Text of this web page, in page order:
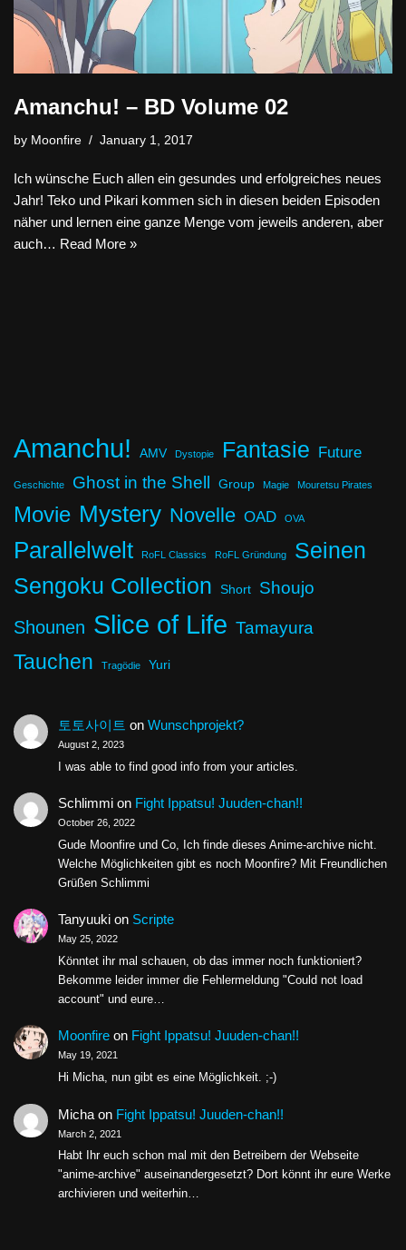
Amanchu! – BD Volume 02
by Moonfire January 1, 2017
Ich wünsche Euch allen ein gesundes und erfolgreiches neues
Jahr! Teko und Pikari kommen sich in diesen beiden Episoden
näher und lernen eine ganze Menge vom jeweils anderen, aber
auch… Read More »
Amanchu! AMV Dystopie Fantasie Future
Geschichte Ghost in the Shell Group Magie Mouretsu Pirates
Movie Mystery Novelle OAD OVA
Parallelwelt RoFL Classics RoFL Gründung
Seinen
Sengoku Collection
Short Shoujo
Shounen Slice of Life Tamayura
Tauchen Tragödie Yuri
토토사이트 on Wunschprojekt?
August 2, 2023
I was able to find good info from your articles.
Schlimmion Fight Ippatsu! Juuden-chan!!
October 26, 2022
Gude Moonfire und Co, Ich finde dieses Anime-archive nicht.
Welche Möglichkeiten gibt es noch Moonfire? Mit Freundlichen
Grüßen Schlimmi
Tanyuukion Scripte
May 25, 2022
Könntet ihr mal schauen, ob das immer noch funktioniert?
Bekomme leider immer die Fehlermeldung "Could not load
account" und eure…
Moonfireon Fight Ippatsu! Juuden-chan!!
May 19, 2021
Hi Micha, nun gibt es eine Möglichkeit. ;-)
Michaon Fight Ippatsu! Juuden-chan!!
March 2, 2021
Habt Ihr euch schon mal mit den Betreibern der Webseite
"anime-archive" auseinandergesetzt? Dort könnt ihr eure Werke
archivieren und weiterhin…